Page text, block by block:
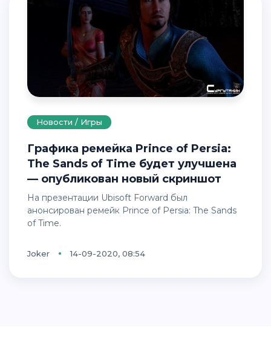
Новости / Игры
Графика ремейка Prince of Persia:
The Sands of Time будет улучшена
— опубликован новый скриншот
На презентации Ubisoft Forward был
анонсирован ремейк Prince of Persia: The Sands
of Time.
Joker 14-09-2020, 08:54